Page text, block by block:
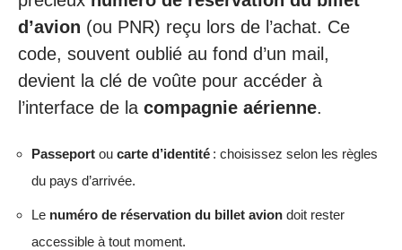
d’avion (ou PNR) reçu lors de l’achat. Ce
code, souvent oublié au fond d’un mail,
devient la clé de voûte pour accéder à
l’interface de la compagnie aérienne.
Passeport ou carte d’identité : choisissez selon les règles
du pays d’arrivée.
Le numéro de réservation du billet avion doit rester
accessible à tout moment.